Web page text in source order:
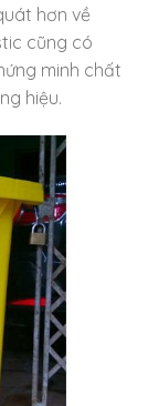
hơn về
cũng có
minh chất
hiệu.